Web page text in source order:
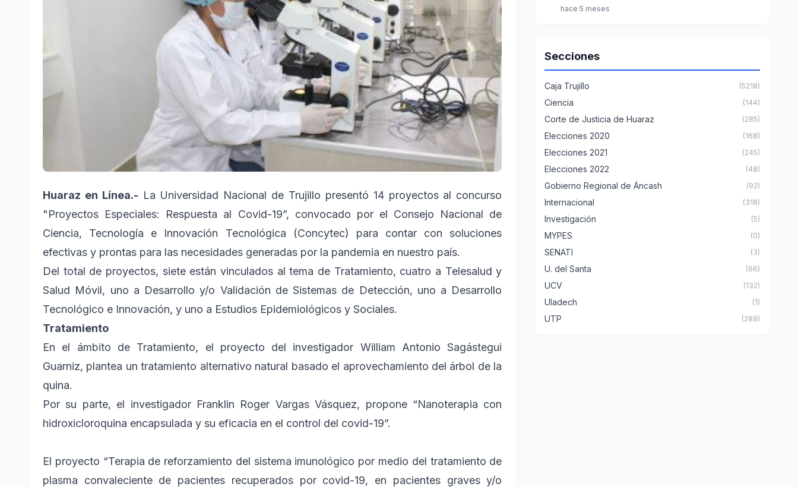
Huaraz en Línea.- La Universidad Nacional de Trujillo presentó 14 proyectos al concurso
"Proyectos Especiales: Respuesta al Covid-19”, convocado por el Consejo Nacional de
Ciencia, Tecnología e Innovación Tecnológica (Concytec) para contar con soluciones
efectivas y prontas para las necesidades generadas por la pandemia en nuestro país.
Del total de proyectos, siete están vinculados al tema de Tratamiento, cuatro a Telesalud y
Salud Móvil, uno a Desarrollo y/o Validación de Sistemas de Detección, uno a Desarrollo
Tecnológico e Innovación, y uno a Estudios Epidemiológicos y Sociales.
Tratamiento
En el ámbito de Tratamiento, el proyecto del investigador William Antonio Sagástegui
Guarniz, plantea un tratamiento alternativo natural basado el aprovechamiento del árbol de la
quina.
Por su parte, el investigador Franklin Roger Vargas Vásquez, propone “Nanoterapia con
hidroxicloroquina encapsulada y su eficacia en el control del covid-19”.
El proyecto “Terapia de reforzamiento del sistema imunológico por medio del tratamiento de
plasma convaleciente de pacientes recuperados por covid-19, en pacientes graves y/o
hace 5 meses
Secciones
Caja Trujillo (5218)
Ciencia (144)
Corte de Justicia de Huaraz (285)
Elecciones 2020 (168)
Elecciones 2021 (245)
Elecciones 2022 (48)
Gobierno Regional de Áncash (92)
Internacional (318)
Investigación (5)
MYPES (0)
SENATI (3)
U. del Santa (66)
UCV (132)
Uladech (1)
UTP (289)